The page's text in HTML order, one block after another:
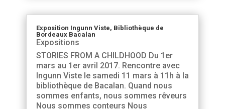
Exposition Ingunn Viste, Bibliothèque de
Bordeaux Bacalan
Expositions
STORIES FROM A CHILDHOOD Du 1er
mars au 1er avril 2017. Rencontre avec
Ingunn Viste le samedi 11 mars à 11h à la
bibliothèque de Bacalan. Quand nous
sommes enfants, nous sommes rêveurs
Nous sommes conteurs Nous